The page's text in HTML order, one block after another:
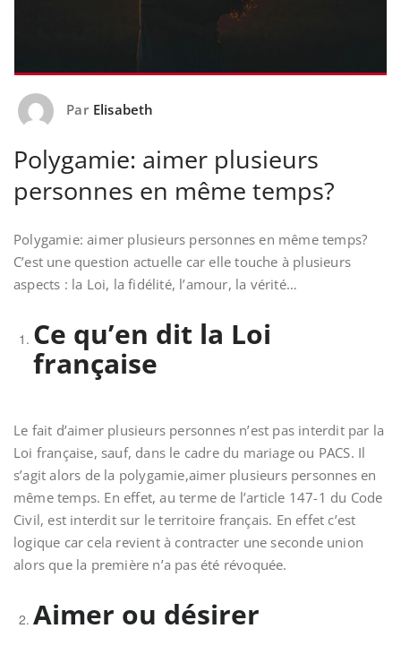
Par Elisabeth
Polygamie: aimer plusieurs
personnes en même temps?
Polygamie: aimer plusieurs personnes en même temps?
C’est une question actuelle car elle touche à plusieurs
aspects : la Loi, la fidélité, l’amour, la vérité…
Ce qu’en dit la Loi
française
Le fait d’aimer plusieurs personnes n’est pas interdit par la
Loi française, sauf, dans le cadre du mariage ou PACS. Il
s’agit alors de la polygamie,aimer plusieurs personnes en
même temps. En effet, au terme de l’article 147-1 du Code
Civil, est interdit sur le territoire français. En effet c’est
logique car cela revient à contracter une seconde union
alors que la première n’a pas été révoquée.
Aimer ou désirer